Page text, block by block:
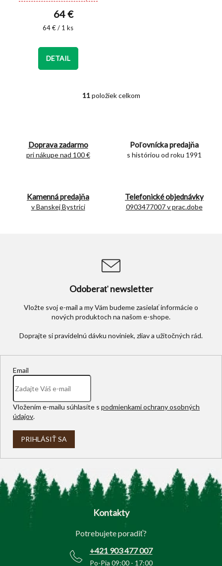
hodnotenie
produktu
5,0
hviezdičiek.
64 €
Jednotková
64 € / 1 ks
DETAIL
O
i
s
11položiek celkom
Doprava zadarmo
pri nákupe nad 100 €
Poľovnícka predajňa
s históriou od roku 1991
Kamenná predajňa
v Banskej Bystrici
Telefonické objednávky
0903477007 v prac.dobe
Odoberať newsletter
Vložte svoj e-mail a my Vám budeme zasielať informácie o
nových produktoch na našom e-shope.
Email
Vložením e-mailu súhlasíte s podmienkami ochrany osobných
údajov.
PRIHLÁSIŤ SA
Z
Kontakty
Potrebujete poradiť?
+421 903 477 007
Po-Pia 09:00 - 17:00